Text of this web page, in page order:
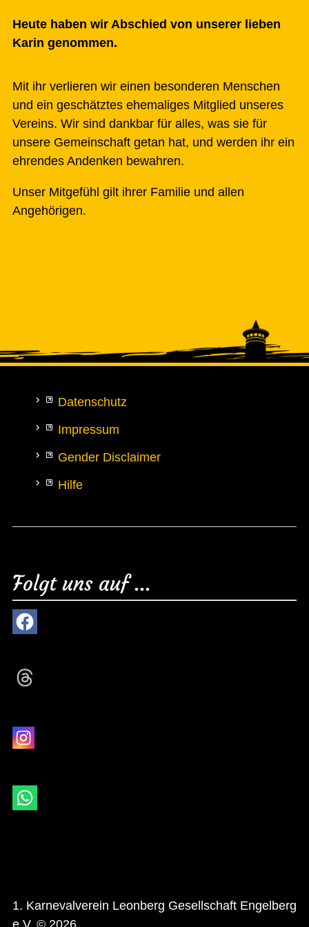
Heute haben wir Abschied von unserer lieben
Karin genommen.
Mit ihr verlieren wir einen besonderen Menschen
und ein geschätztes ehemaliges Mitglied unseres
Vereins. Wir sind dankbar für alles, was sie für
unsere Gemeinschaft getan hat, und werden ihr ein
ehrendes Andenken bewahren.
Unser Mitgefühl gilt ihrer Familie und allen
Angehörigen.
Datenschutz
Impressum
Gender Disclaimer
Hilfe
Folgt uns auf ...
1. Karnevalverein Leonberg Gesellschaft Engelberg
e.V. © 2026